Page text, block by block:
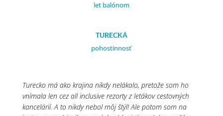
let balónom
TURECKÁ
pohostinnosť
Turecko má ako krajina nikdy nelákalo, pretože som ho
vnímala len cez all inclusive rezorty z letákov cestovných
kancelárií. A to nikdy nebol môj štýl! Ale potom som na